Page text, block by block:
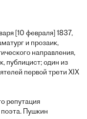
[10 февраля] 1837,
и прозаик,
направления,
публицист; один из
первой трети XIX
репутация
Пушкин